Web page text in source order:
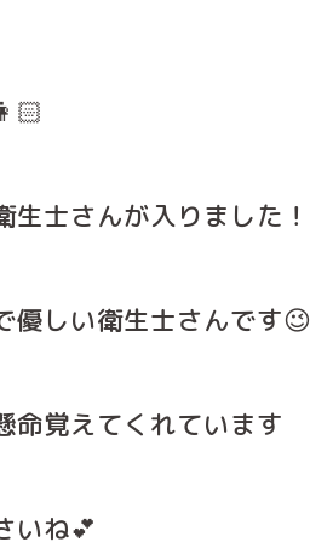
士さんが入りました！
優しい衛生士さんです😉
命覚えてくれています
いね💕